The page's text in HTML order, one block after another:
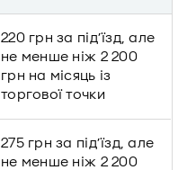
220 грн за під’їзд, але
не менше ніж 2 200
грн на місяць із
торгової точки
275 грн за під’їзд, але
не менше ніж 2 200